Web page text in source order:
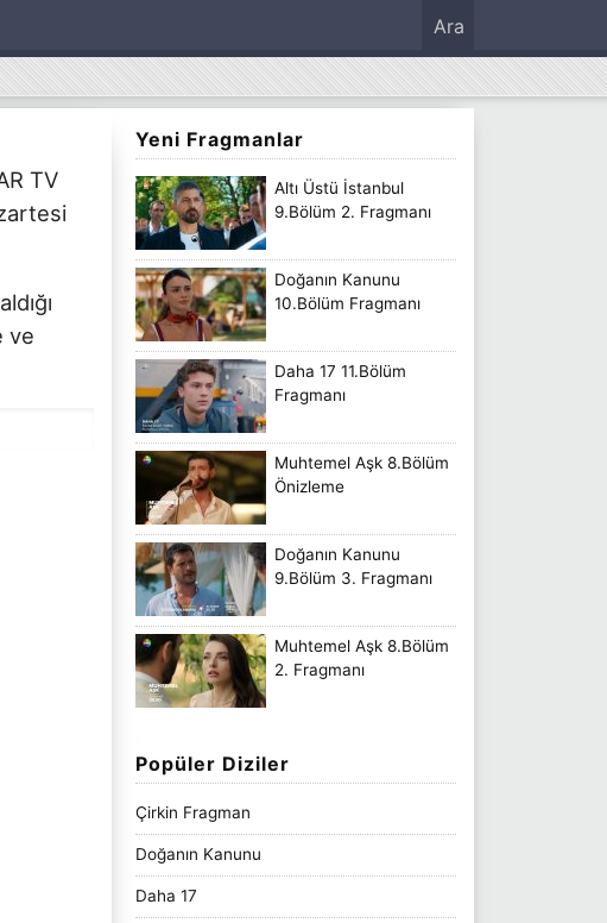
Ara
TV
ve
Yeni Fragmanlar
Altı Üstü İstanbul
9.Bölüm 2. Fragmanı
Doğanın Kanunu
10.Bölüm Fragmanı
Daha 17 11.Bölüm
Fragmanı
Muhtemel Aşk 8.Bölüm
Önizleme
Doğanın Kanunu
9.Bölüm 3. Fragmanı
Muhtemel Aşk 8.Bölüm
2. Fragmanı
Popüler Diziler
Çirkin Fragman
Doğanın Kanunu
Daha 17